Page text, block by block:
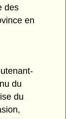
des
en
du
du